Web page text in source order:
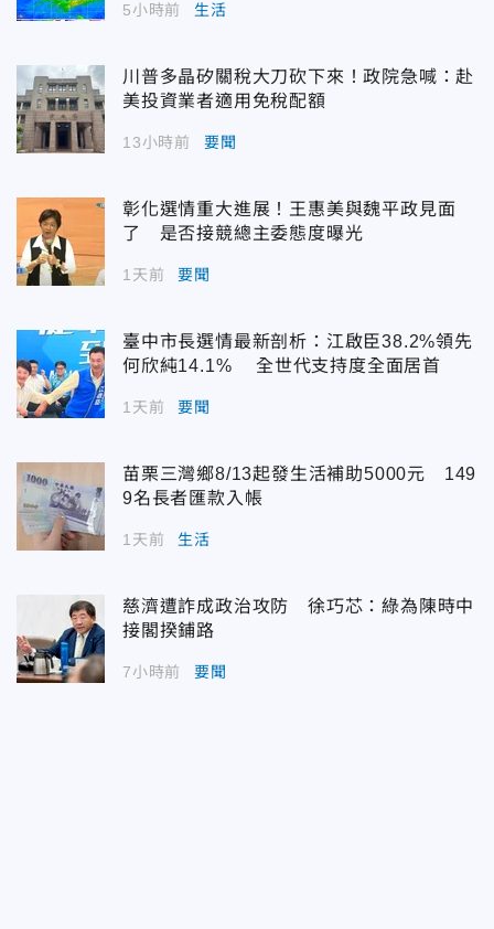
5小時前 生活
川普多晶矽關稅大刀砍下來！政院急喊：赴
美投資業者適用免稅配額
13小時前 要聞
彰化選情重大進展！王惠美與魏平政見面
了 是否接競總主委態度曝光
1天前 要聞
臺中市長選情最新剖析：江啟臣38.2%領先
何欣純14.1% 全世代支持度全面居首
1天前 要聞
苗栗三灣鄉8/13起發生活補助5000元 149
9名長者匯款入帳
1天前 生活
慈濟遭詐成政治攻防 徐巧芯：綠為陳時中
接閣揆鋪路
7小時前 要聞